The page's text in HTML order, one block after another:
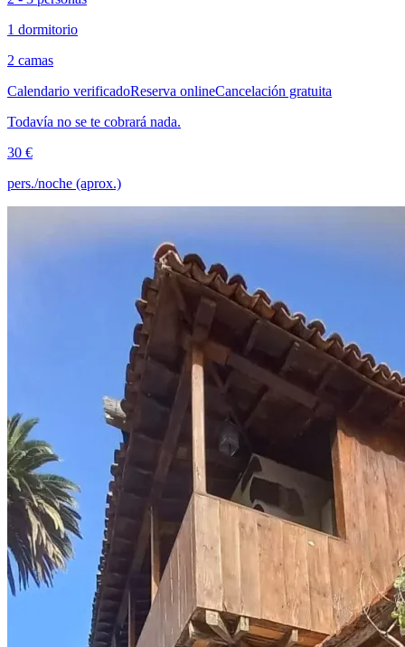
1 dormitorio
2 camas
Calendario verificadoReserva onlineCancelación gratuita
Todavía no se te cobrará nada.
30 €
pers./noche (aprox.)